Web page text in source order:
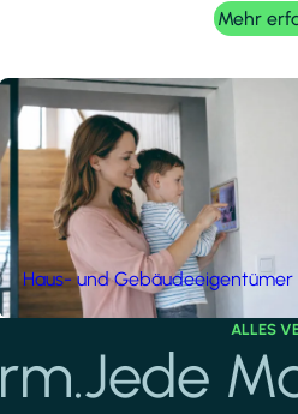
Mehr
Haus- und Gebäudeeigentümer
ALLES